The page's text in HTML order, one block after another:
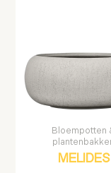
Bloempotten
MELIDES